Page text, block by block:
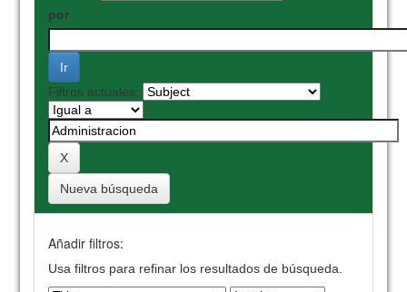
por
Filtros actuales:
Nueva búsqueda
Añadir filtros:
Usa filtros para refinar los resultados de búsqueda.